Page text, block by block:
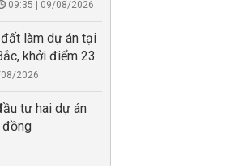
09:35 | 09/08/2026
làm dự án tại
khởi điểm 23
2026
tư hai dự án
đồng